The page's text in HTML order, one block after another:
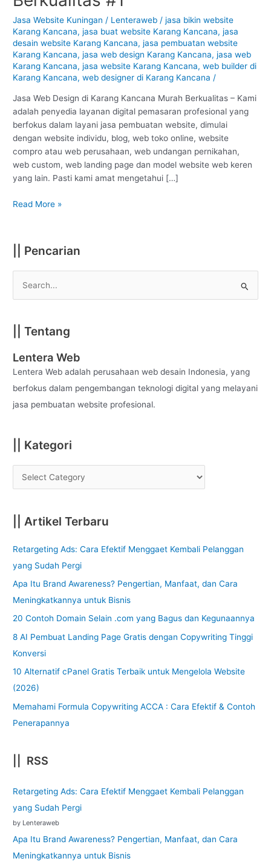
Jasa Website Kuningan / Lenteraweb /jasa bikin website
Karang Kancana,jasa buat website Karang Kancana,jasa
desain website Karang Kancana,jasa pembuatan website
Karang Kancana,jasa web design Karang Kancana,jasa web
Karang Kancana,jasa website Karang Kancana,web builder di
Karang Kancana,web designer di Karang Kancana /
Jasa Web Design di Karang Kancana Murah Berkualitas – Kami
adalah penyedia layanan digital pemasaran profesional yang
berfokus dalam layani jasa pembuatan website, dimulai
dengan website individu, blog, web toko online, website
compro atau web perusahaan, web undangan pernikahan,
web custom, web landing page dan model website web keren
yang lain. Pasti kami amat mengetahui […]
Karang
Kancana
–
Kuningan
:
Murah
Berkualitas
#1
Read More »
|| Pencarian
r
c
h
f
o
|| Tentang
Lentera Web
Lentera Web adalah perusahaan web desain Indonesia, yang
berfokus dalam pengembangan teknologi digital yang melayani
jasa pembuatan website profesional.
|| Kategori
|| Artikel Terbaru
Retargeting Ads: Cara Efektif Menggaet Kembali Pelanggan
yang Sudah Pergi
Apa Itu Brand Awareness? Pengertian, Manfaat, dan Cara
Meningkatkannya untuk Bisnis
20 Contoh Domain Selain .com yang Bagus dan Kegunaannya
8 AI Pembuat Landing Page Gratis dengan Copywriting Tinggi
Konversi
10 Alternatif cPanel Gratis Terbaik untuk Mengelola Website
(2026)
Memahami Formula Copywriting ACCA : Cara Efektif & Contoh
Penerapannya
|| RSS
Retargeting Ads: Cara Efektif Menggaet Kembali Pelanggan
yang Sudah Pergi
by Lenteraweb
Apa Itu Brand Awareness? Pengertian, Manfaat, dan Cara
Meningkatkannya untuk Bisnis